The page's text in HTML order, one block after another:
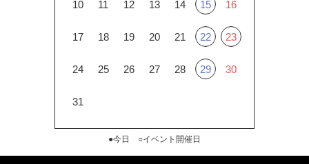
10 11 12 13 14 15 16
17 18 19 20 21 22 23
24 25 26 27 28 29 30
31
●今日 ○イベント開催日